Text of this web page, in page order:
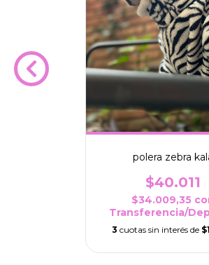
polera zebra
$40.011
$34.009,35
Transferencia/
3 cuotas sin interés de